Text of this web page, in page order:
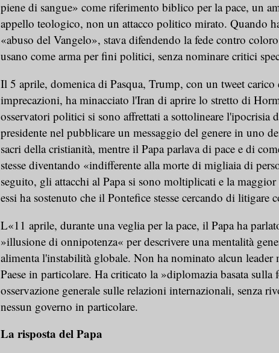
piene di sangue» come riferimento biblico per la pace, un
appello teologico, non un attacco politico mirato. Quando
«abuso del Vangelo», stava difendendo la fede contro
usano come arma per fini politici, senza nominare critici
Il 5 aprile, domenica di Pasqua, Trump, con un tweet carico
imprecazioni, ha minacciato l'Iran di aprire lo stretto di
osservatori politici si sono affrettati a sottolineare l'ipocrisia
presidente nel pubblicare un messaggio del genere in uno
sacri della cristianità, mentre il Papa parlava di pace e di
stesse diventando «indifferente alla morte di migliaia di
seguito, gli attacchi al Papa si sono moltiplicati e la maggior
essi ha sostenuto che il Pontefice stesse cercando di litigare
L«11 aprile, durante una veglia per la pace, il Papa ha
»illusione di onnipotenza« per descrivere una mentalità
alimenta l'instabilità globale. Non ha nominato alcun leader
Paese in particolare. Ha criticato la »diplomazia basata sulla
osservazione generale sulle relazioni internazionali, senza
nessun governo in particolare.
La risposta del Papa